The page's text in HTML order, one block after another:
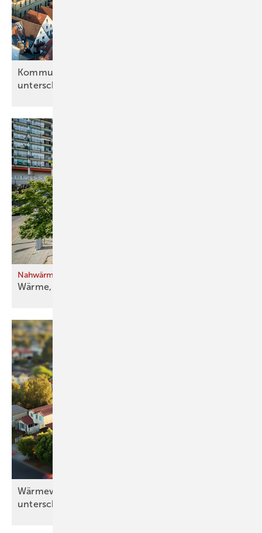
Kommunen gehen Wärmeplanung sehr
unterschiedlich
Nahwärme für ein Baudenkmal
Wärme, die sich
Wärmewende kommt voran – aber mit
unterschiedlichem